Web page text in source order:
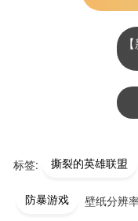
标签: 撕裂的英雄联盟
防暴游戏 壁纸分辨